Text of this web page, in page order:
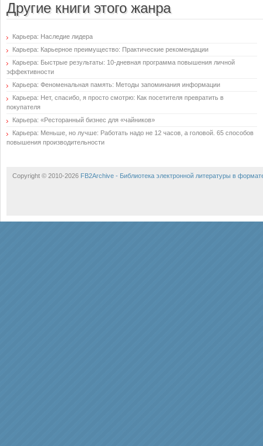
Другие книги этого жанра
Карьера: Наследие лидера
Карьера: Карьерное преимущество: Практические рекомендации
Карьера: Быстрые результаты: 10-дневная программа повышения личной
эффективности
Карьера: Феноменальная память: Методы запоминания информации
Карьера: Нет, спасибо, я просто смотрю: Как посетителя превратить в
покупателя
Карьера: «Ресторанный бизнес для «чайников»
Карьера: Меньше, но лучше: Работать надо не 12 часов, а головой. 65 способов
повышения производительности
Copyright © 2010-2026 FB2Archive - Библиотека электронной литературы в